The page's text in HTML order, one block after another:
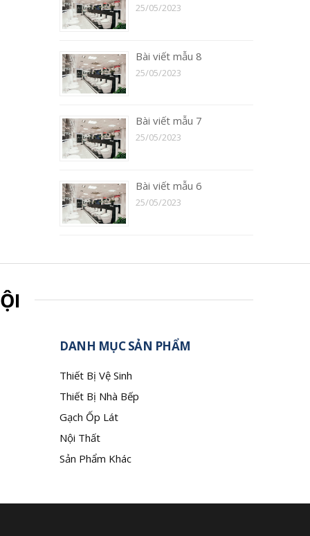
25/05/2023
Bài viết mẫu 8
25/05/2023
Bài viết mẫu 7
25/05/2023
Bài viết mẫu 6
25/05/2023
DANH MỤC SẢN PHẨM
Thiết Bị Vệ Sinh
Thiết Bị Nhà Bếp
Gạch Ốp Lát
Nội Thất
Sản Phẩm Khác